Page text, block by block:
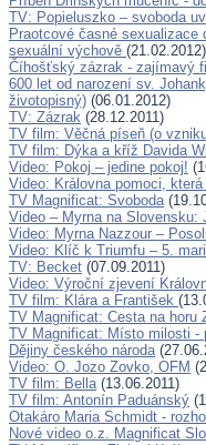
TV: Popieluszko – svoboda
Praotcové časné
sexuální výchově (21.02.2012)
Číhošťský zázrak - zajímavý
600 let od narození sv.
životopisný) (06.01.2012)
TV: Zázrak (28.12.2011)
TV film: Věčná píseň (o
TV film: Dýka a kříž Davida
Video: Pokoj – jedine pokoj!
Video: Královna pomoci,
TV Magnificat: Svoboda
Video – Myrna na Slovensku:
Video: Myrna Nazzour –
Video: Klíč k Triumfu – 5.
TV: Becket (07.09.2011)
Video: Výroční zjevení
TV film: Klára a František
TV Magnificat: Cesta na horu
TV Magnificat: Místo milosti -
Dějiny českého národa
Video: O. Jozo Zovko, OFM
TV film: Bella(13.06.2011)
TV film: Antonín Paduánský
Otakáro Maria Schmidt -
Nové video o.z. Magnificat